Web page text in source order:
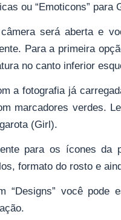
ou “Emoticons”
será aberta e
Para a primeira
no canto inferior
a fotografia já
marcadores verdes.
(Girl).
para os ícones da
formato do rosto e
“Designs” você pode